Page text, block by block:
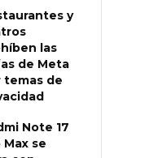
y
las
de Meta
temas de
Note 17
Max se